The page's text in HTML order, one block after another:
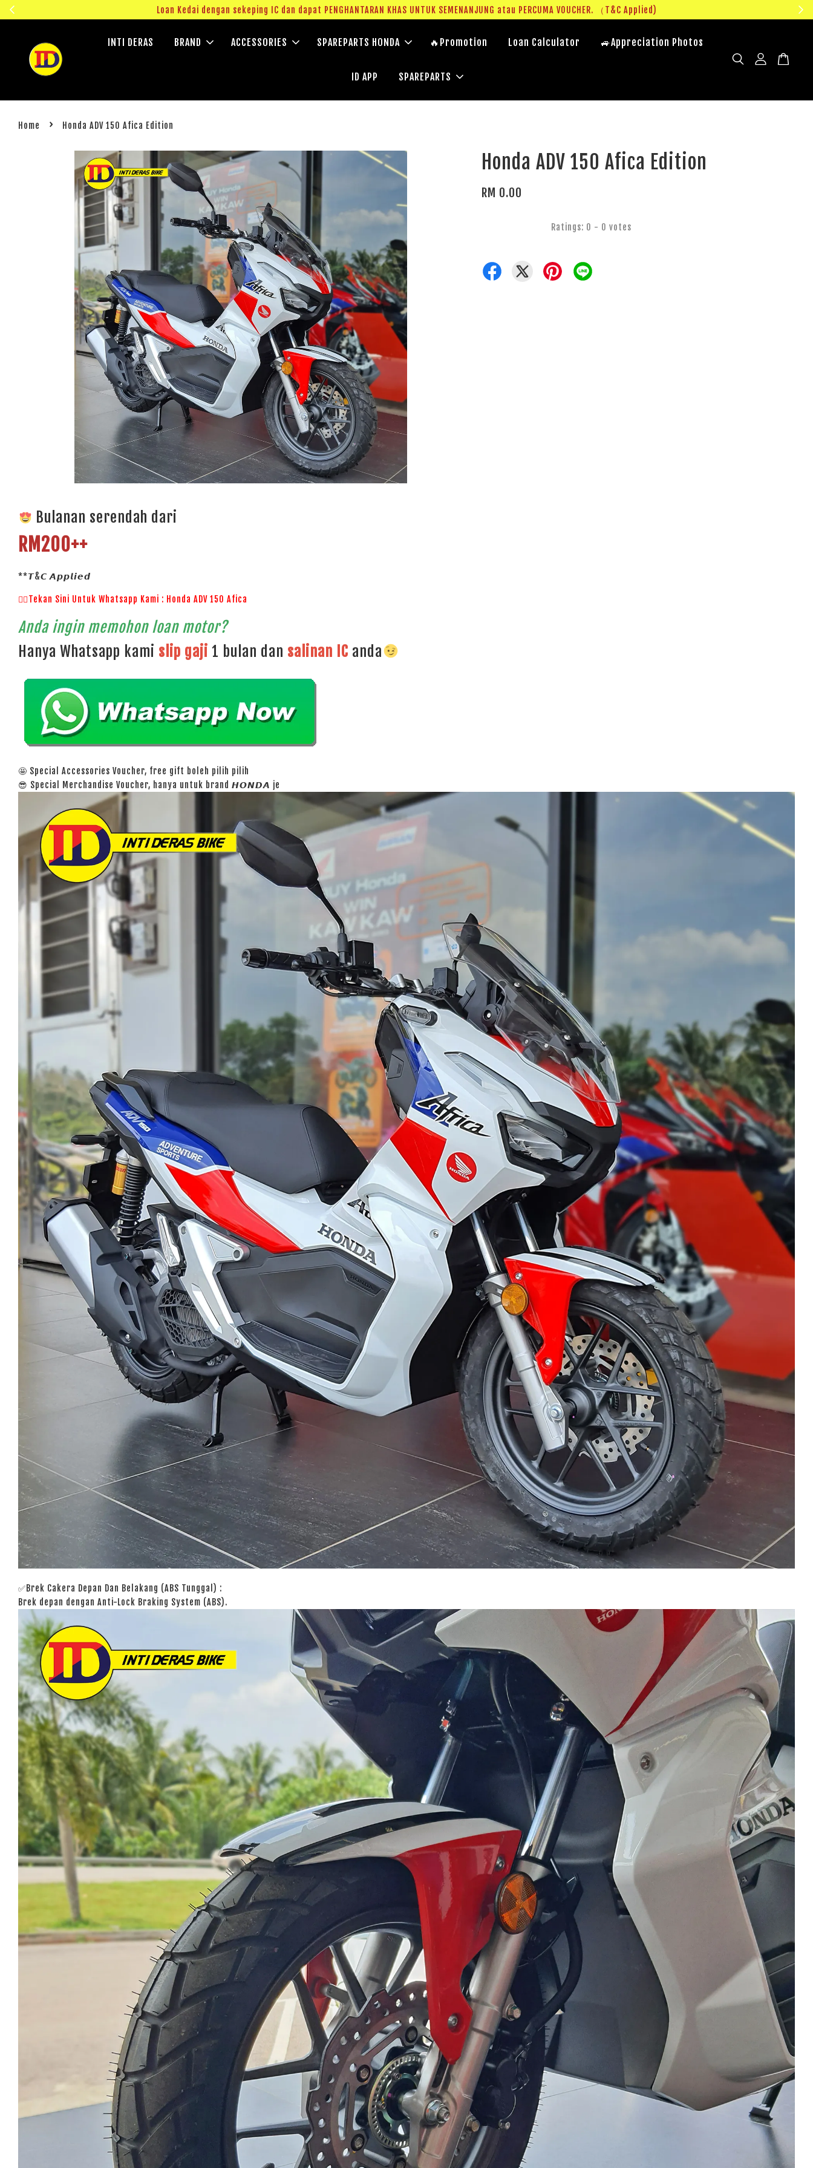
Loan Kedai dengan sekeping IC dan dapat PENGHANTARAN KHAS UNTUK SEMENANJUNG atau PERCUMA VOUCHER. （T&C Applied)
INTI DERAS BRAND ACCESSORIES SPAREPARTS HONDA 🔥Promotion Loan Calculator 🚙Appreciation Photos
ID APP SPAREPARTS
Home › Honda ADV 150 Afica Edition
Honda ADV 150 Afica Edition
RM 0.00
Ratings: 0 - 0 votes
Bulanan serendah dari
RM200++
**𝙏&𝘾 𝘼𝙥𝙥𝙡𝙞𝙚𝙙
👉🏻Tekan Sini Untuk Whatsapp Kami : Honda ADV 150 Afica
Anda ingin memohon loan motor?
Hanya Whatsapp kami slip gaji 1 bulan dan salinan IC anda
🤩 Special Accessories Voucher, free gift boleh pilih pilih
😎 Special Merchandise Voucher, hanya untuk brand 𝙃𝙊𝙉𝘿𝘼 je
✅Brek Cakera Depan Dan Belakang (ABS Tunggal) :
Brek depan dengan Anti-Lock Braking System (ABS).